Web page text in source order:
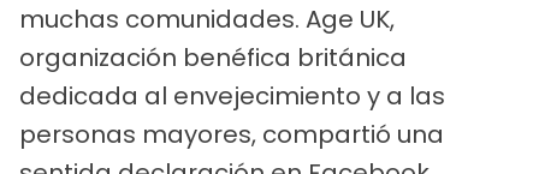
muchas comunidades. Age UK,
organización benéfica británica
dedicada al envejecimiento y a las
personas mayores, compartió una